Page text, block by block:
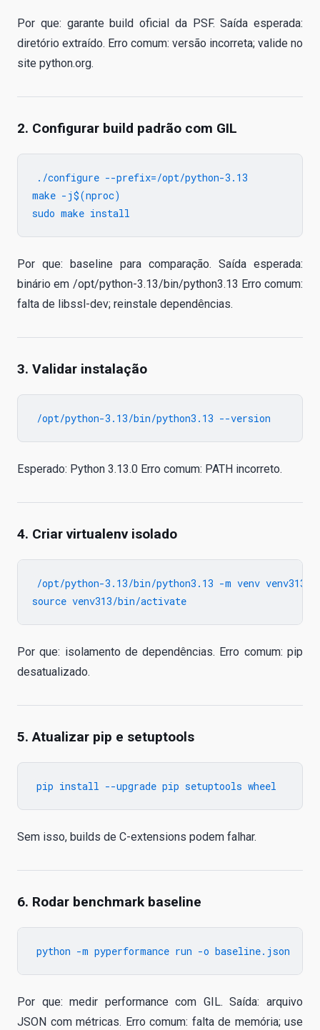
Por que: garante build oficial da PSF. Saída esperada:
diretório extraído. Erro comum: versão incorreta; valide no
site python.org.
2. Configurar build padrão com GIL
./configure --prefix=/opt/python-3.13
make -j$(nproc)
Por que: baseline para comparação. Saída esperada:
binário em /opt/python-3.13/bin/python3.13 Erro comum:
falta de libssl-dev; reinstale dependências.
3. Validar instalação
Esperado: Python 3.13.0 Erro comum: PATH incorreto.
4. Criar virtualenv isolado
/opt/python-3.13/bin/python3.13 -m venv venv313
Por que: isolamento de dependências. Erro comum: pip
desatualizado.
5. Atualizar pip e setuptools
Sem isso, builds de C-extensions podem falhar.
6. Rodar benchmark baseline
Por que: medir performance com GIL. Saída: arquivo
JSON com métricas. Erro comum: falta de memória; use